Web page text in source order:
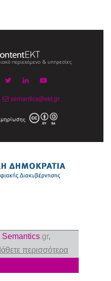
Semantics.gr,
περισσότερα
semantics@ekt.gr